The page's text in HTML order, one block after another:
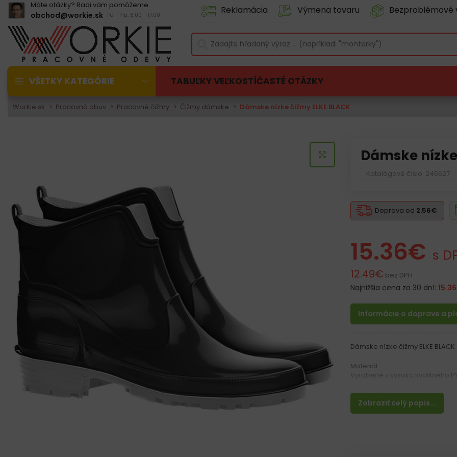
Máte otázky? Radi vám pomôžeme.
obchod@workie.sk Po - Pia: 8:00 - 17:00 Reklamácia Výmena tovaru Bezproblémové
VŠETKY KATEGÓRIE TABUĽKY VEĽKOSTÍČASTÉ OTÁZKY
Workie.sk Pracovná obuv Pracovné čižmy Čižmy dámske Dámske nízke čižmy ELKE BLACK
KLIKNITE PRE ZVÄČŠENIE
Dámske nízke
Katalógové číslo: 245627
Doprava od 2.56€
15.36€ s
12.49€ bez DPH
Najnižšia cena za 30 dní: 15.36
Informácie o doprave a
Zobraziť celý popis...
Dámske nízke čižmy ELKE BLACK
Materiál:
Vyrobené z vysoko kvalitného
Vlastnosti:
– Vodeodolné
– Tvarovaná podrážka